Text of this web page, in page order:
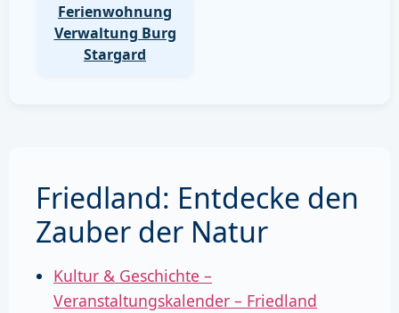
Ferienwohnung
Verwaltung Burg
Stargard
Friedland: Entdecke den
Zauber der Natur
Kultur & Geschichte –
Veranstaltungskalender – Friedland